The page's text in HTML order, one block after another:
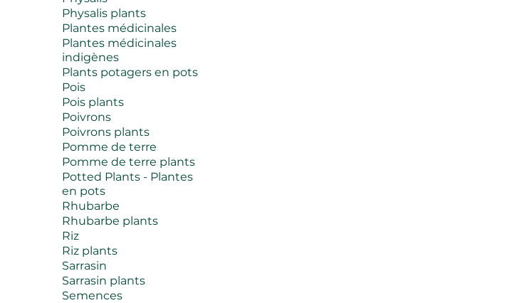
Physalis plants
Plantes médicinales
Plantes médicinales
indigènes
Plants potagers en pots
Pois
Pois plants
Poivrons
Poivrons plants
Pomme de terre
Pomme de terre plants
Potted Plants - Plantes
en pots
Rhubarbe
Rhubarbe plants
Riz
Riz plants
Sarrasin
Sarrasin plants
Semences